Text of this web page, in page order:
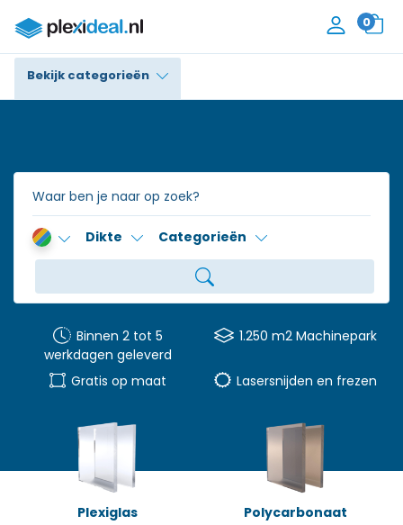
0
Bekijk categorieën
Trespa® / HPL
Alupanel / Dibond®
Accessoires
Dikte Categorieën
Binnen 2 tot 5
werkdagen geleverd
1.250 m2 Machinepark
Gratis op maat Lasersnijden en frezen
Plexiglas Polycarbonaat